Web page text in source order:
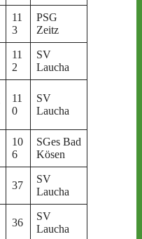
11
3
PSG
Zeitz
11
2
SV
Laucha
11
0
SV
Laucha
10
6
SGes Bad
Kösen
37
SV
Laucha
36
SV
Laucha